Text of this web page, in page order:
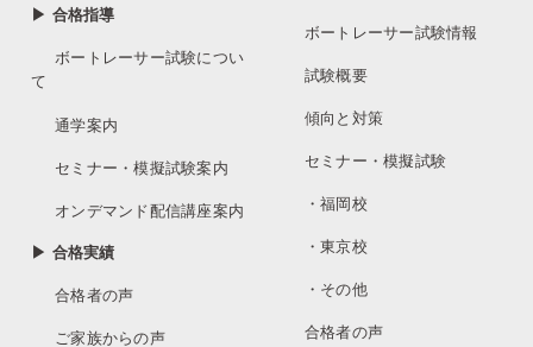
▶ 合格指導
ボートレーサー試験につい
て
通学案内
セミナー・模擬試験案内
オンデマンド配信講座案内
▶ 合格実績
合格者の声
ご家族からの声
ボートレーサー試験情報
試験概要
傾向と対策
セミナー・模擬試験
・福岡校
・東京校
・その他
合格者の声